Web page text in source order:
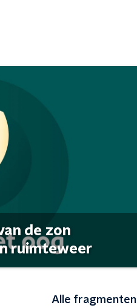
de zon
ruimteweer
Alle fragmenten